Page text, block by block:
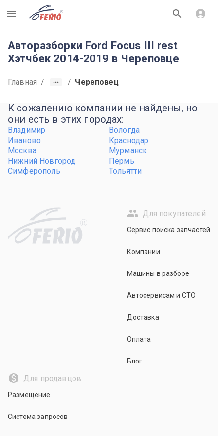
R
Авторазборки Ford Focus III rest
Хэтчбек 2014-2019 в Череповце
Главная / / Череповец
К сожалению компании не найдены, но
они есть в этих городах:
Владимир
Вологда
Иваново
Краснодар
Москва
Мурманск
Нижний Новгород
Пермь
Симферополь
Тольятти
R
Для покупателей
Сервис поиска запчастей
Компании
Машины в разборе
Автосервисам и СТО
Доставка
Оплата
Блог
Для продавцов
Размещение
Система запросов